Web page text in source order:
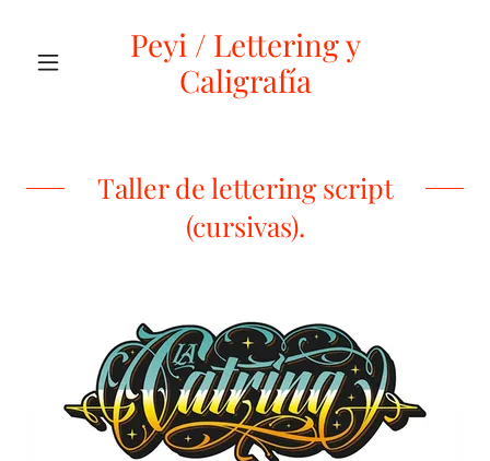
Peyi / Lettering y
Caligrafía
Taller de lettering script
(cursivas).